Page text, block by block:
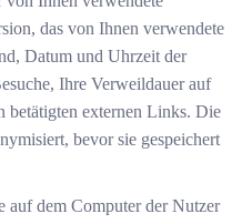
das von Ihnen verwendete
Datum und Uhrzeit der
Ihre Verweildauer auf
betätigten externen Links. Die
bevor sie gespeichert
auf dem Computer der Nutzer